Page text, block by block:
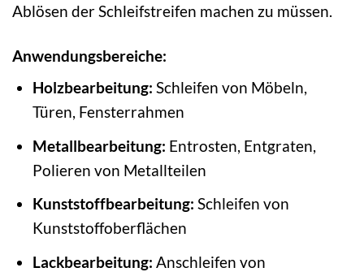
Ablösen der Schleifstreifen machen zu müssen.
Anwendungsbereiche:
Holzbearbeitung: Schleifen von Möbeln,
Türen, Fensterrahmen
Metallbearbeitung: Entrosten, Entgraten,
Polieren von Metallteilen
Kunststoffbearbeitung: Schleifen von
Kunststoffoberflächen
Lackbearbeitung: Anschleifen von